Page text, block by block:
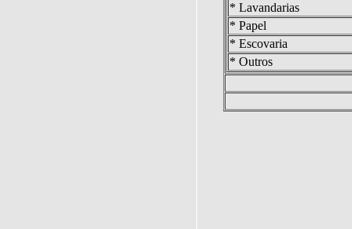
* Lavandarias
* Papel
* Escovaria
* Outros